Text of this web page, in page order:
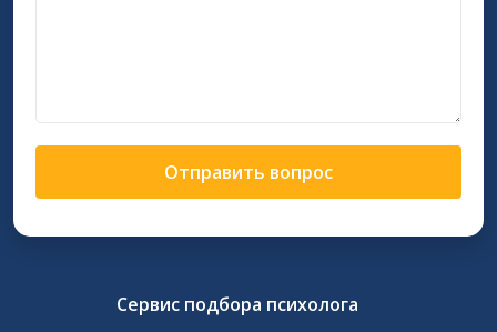
Отправить вопрос
Сервис подбора психолога